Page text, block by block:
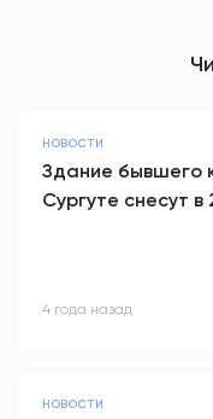
НОВОСТИ
Здание бывшего
Сургуте снесут в
4 года назад
НОВОСТИ